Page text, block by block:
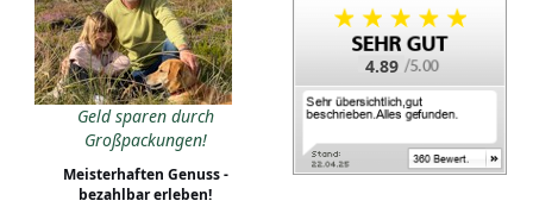
Geld sparen durch
Großpackungen!
Meisterhaften Genuss -
bezahlbar erleben!
4.89